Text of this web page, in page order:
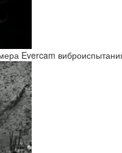
Evercam